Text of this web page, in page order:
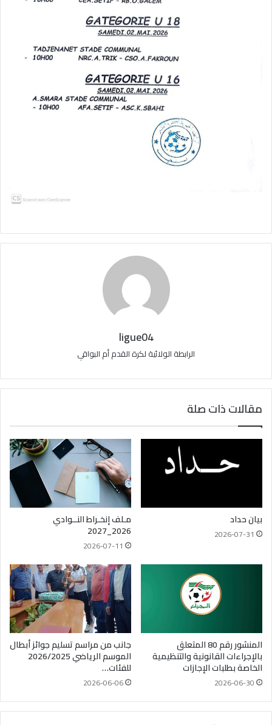
ligue04
الرابطة الولائية لكرة القدم أم البواقي
مقالات ذات صلة
بيان حداد
2026-07-31
مـلف إنخـراط النــوادي
2026_2027
2026-07-11
المنشور رقم 80 المتعلق
بالإجراءات القانونية والتنظيمية
الخاصة بطلبات الإجازات
2026-06-30
جانب من مراسم تسليم جوائز أبطال
الموسم الرياضي 2026/2025
للفئات…
2026-06-06